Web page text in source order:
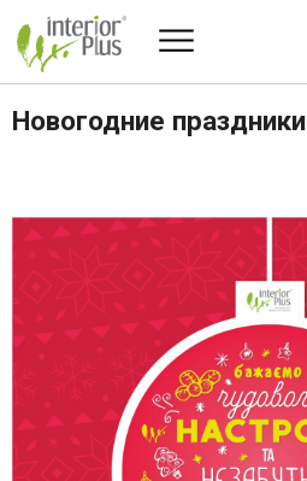
Новогодние праздники